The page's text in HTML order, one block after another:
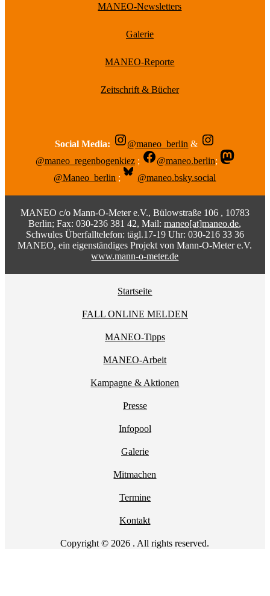
MANEO-Newsletters
Galerie
MANEO-Reporte
Zeitschrift & Bücher
Social Media: @maneo_berlin &
@maneo_regenbogenkiez ; @maneo.berlin;
@Maneo_berlin ; @maneo.bsky.social
MANEO c/o Mann-O-Meter e.V., Bülowstraße 106 , 10783
Berlin; Fax: 030-236 381 42, Mail:maneo[at]maneo.de,
Schwules Überfalltelefon: tägl.17-19 Uhr: 030-216 33 36
MANEO, ein eigenständiges Projekt von Mann-O-Meter e.V.
www.mann-o-meter.de
Startseite
FALL ONLINE MELDEN
MANEO-Tipps
MANEO-Arbeit
Kampagne & Aktionen
Presse
Infopool
Galerie
Mitmachen
Termine
Kontakt
Copyright © 2026 . All rights reserved.